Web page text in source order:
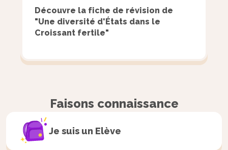
Agriculture
Dieu-lune Nanna
Pyramide
Où sont situés
ces États ?
Découvre la fiche de révision de
"Une diversité d'États dans le
Croissant fertile"
Faisons connaissance
Je suis un Elève